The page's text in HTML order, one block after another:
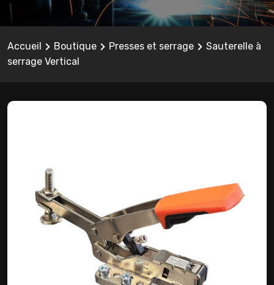
Accueil Boutique Presses et serrage
Sauterelle à
serrage Vertical